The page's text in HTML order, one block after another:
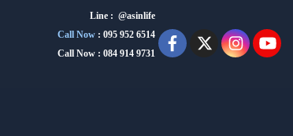
Line : @asinlife
Call Now : 095 952 6514
Call Now : 084 914 9731